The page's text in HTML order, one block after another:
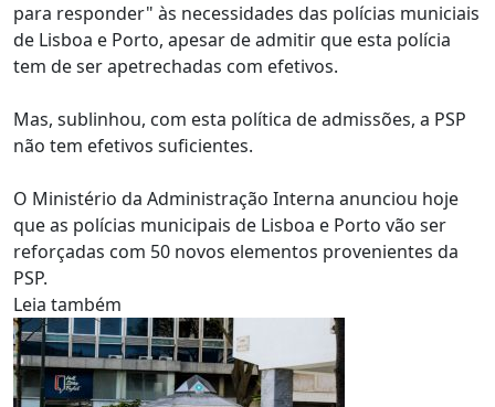
para responder" às necessidades das polícias municiais
de Lisboa e Porto, apesar de admitir que esta polícia
tem de ser apetrechadas com efetivos.
Mas, sublinhou, com esta política de admissões, a PSP
não tem efetivos suficientes.
O Ministério da Administração Interna anunciou hoje
que as polícias municipais de Lisboa e Porto vão ser
reforçadas com 50 novos elementos provenientes da
PSP.
Leia também